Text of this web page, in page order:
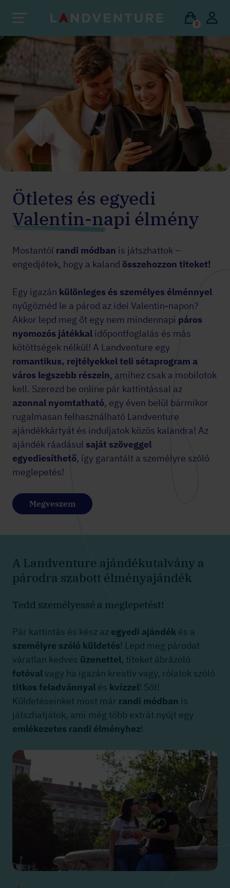
0
Ötletes és egyedi
Valentin-napi élmény
Mostantól randi módban is játszhattok –
engedjétek, hogy a kaland összehozzon titeket!
Egy igazán különleges és személyes élménnyel
nyűgöznéd le a párod az idei Valentin-napon?
Akkor lepd meg őt egy nem mindennapi páros
nyomozós játékkal időpontfoglalás és más
kötöttségek nélkül! A Landventure egy
romantikus, rejtélyekkel teli sétaprogram a
város legszebb részein, amihez csak a mobilotok
kell. Szerezd be online pár kattintással az
azonnal nyomtatható, egy éven belül bármikor
rugalmasan felhasználható Landventure
ajándékkártyát és induljatok közös kalandra! Az
ajándék ráadásul saját szöveggel
egyediesíthető, így garantált a személyre szóló
meglepetés!
Megveszem
A Landventure ajándékutalvány a
párodra szabott élményajándék
Tedd személyessé a meglepetést!
Pár kattintás és kész az egyedi ajándék és a
személyre szóló küldetés! Lepd meg párodat
váratlan kedves üzenettel, titeket ábrázoló
fotóval vagy ha igazán kreatív vagy, rólatok szóló
titkos feladvánnyal és kvízzel! Sőt!
Küldetéseinket most már randi módban is
játszhatjátok, ami még több extrát nyújt egy
emlékezetes randi élményhez!